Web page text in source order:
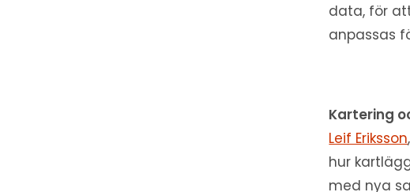
data, för
anpassas
Kartering
Leif Eriksson
hur
med nya